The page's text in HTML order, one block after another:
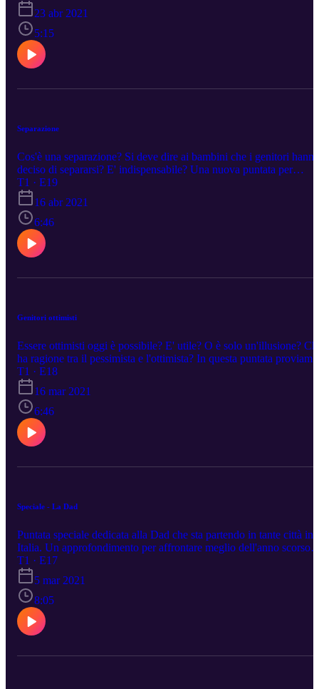
genitori e figli.
23 abr 2021
5:15
Separazione
Cos'è una separazione? Si deve dire ai bambini che i genitori hanno
deciso di separarsi? E' indispensabile? Una nuova puntata per
capirne di più.
T1 · E19
16 abr 2021
6:46
Genitori ottimisti
Essere ottimisti oggi è possibile? E' utile? O è solo un'illusione?
ha ragione tra il pessimista e l'ottimista? In questa puntata proviamo
ad entrare nel cuore della questione per comprendere che fare in
questo periodo così complesso.
T1 · E18
16 mar 2021
6:46
Speciale - La Dad
Puntata speciale dedicata alla Dad che sta partendo in tante città in
Italia. Un approfondimento per affrontare meglio dell'anno scorso
questo periodo che richiede attenzione e strategie mirate.
T1 · E17
5 mar 2021
8:05